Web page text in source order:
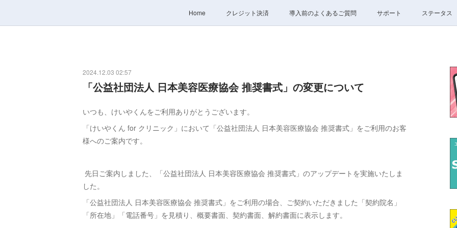
Home クレジット決済 導入前のよくあるご質問 サポート ステータス
2024.12.03 02:57
「公益社団法人 日本美容医療協会 推奨書式」の変更について
いつも、けいやくんをご利用ありがとうございます。
「けいやくん for クリニック」において「公益社団法人 日本美容医療協会 推奨書式」をご利用のお客
様へのご案内です。
先日ご案内しました、「公益社団法人 日本美容医療協会 推奨書式」のアップデートを実施いたしま
した。
「公益社団法人 日本美容医療協会 推奨書式」をご利用の場合、ご契約いただきました「契約院名」
「所在地」「電話番号」を見積り、概要書面、契約書面、解約書面に表示します。